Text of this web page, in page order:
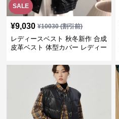
SALE
¥9,030 ¥10030(割引前)
レディースベスト 秋冬新作 合成
皮革ベスト 体型カバー レディー